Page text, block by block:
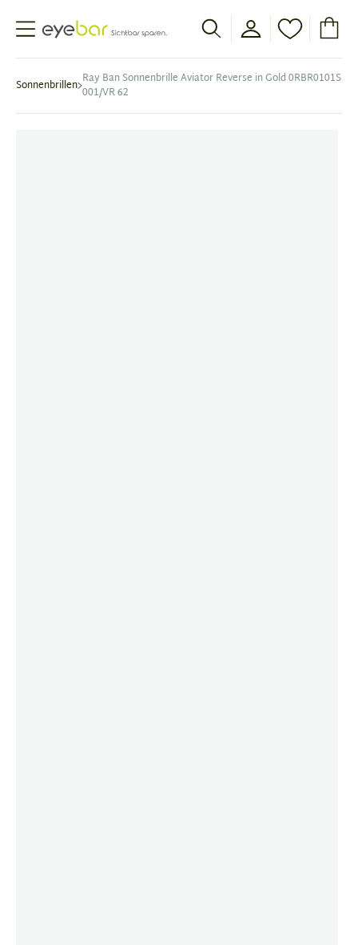
Abele Optic
Sonnenbrillen Ray Ban Sonnenbrille Aviator Reverse in Gold 0RBR0101S
001/VR 62